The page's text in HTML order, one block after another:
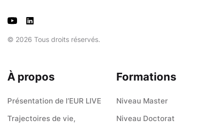
© 2026 Tous droits réservés.
À propos
Présentation de l’EUR LIVE
Trajectoires de vie,
Formations
Niveau Master
Niveau Doctorat